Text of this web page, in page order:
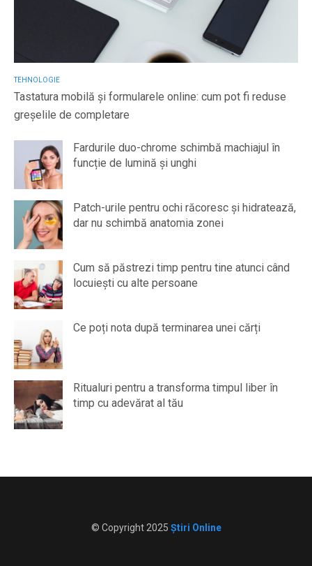
TEHNOLOGIE
Tastatura mobilă și formularele online: cum pot fi reduse
greșelile de completare
Fardurile duo-chrome schimbă machiajul în
funcție de lumină și unghi
Patch-urile pentru ochi răcoresc și hidratează,
dar nu schimbă anatomia zonei
Cum să păstrezi timp pentru tine atunci când
locuiești cu alte persoane
Ce poți nota după terminarea unei cărți
Ritualuri pentru a transforma timpul liber în
timp cu adevărat al tău
© Copyright 2025 Știri Online